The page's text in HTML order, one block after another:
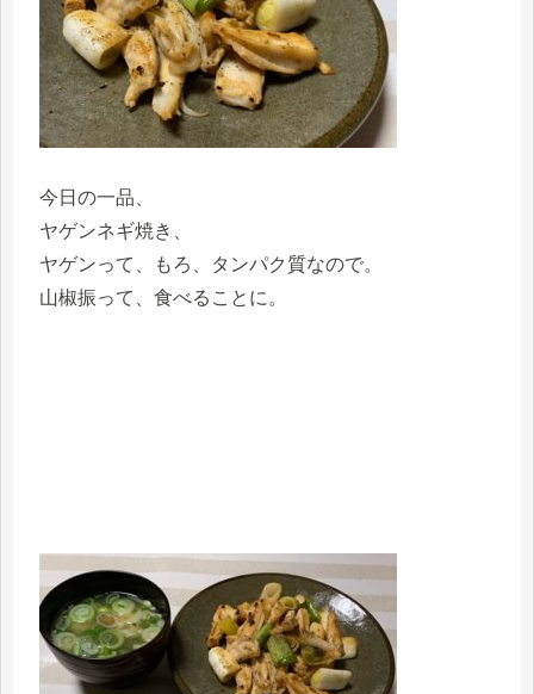
今日の一品、
ヤゲンネギ焼き、
ヤゲンって、もろ、タンパク質なので。
山椒振って、食べることに。